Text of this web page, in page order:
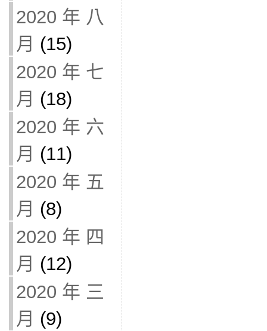
2020 年 八
月 (15)
2020 年 七
月 (18)
2020 年 六
月 (11)
2020 年 五
月 (8)
2020 年 四
月 (12)
2020 年 三
月 (9)